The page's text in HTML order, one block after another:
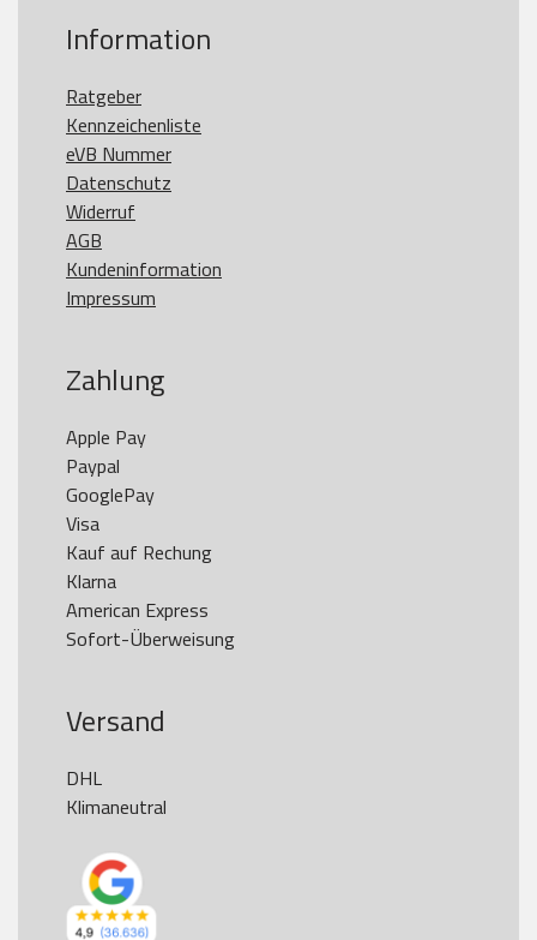
Information
Ratgeber
Kennzeichenliste
eVB Nummer
Datenschutz
Widerruf
AGB
Kundeninformation
Impressum
Zahlung
Apple Pay
Paypal
GooglePay
Visa
Kauf auf Rechung
Klarna
American Express
Versand
DHL
Klimaneutral